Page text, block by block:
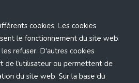
cookies. Les cookies
le fonctionnement du site web.
refuser. D'autres cookies
de l'utilisateur ou permettent de
du site web. Sur la base du
side exception has occurred (see the
information)